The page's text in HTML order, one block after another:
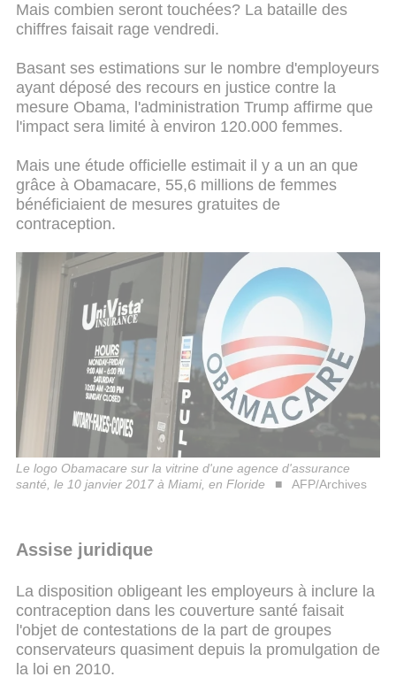
Mais combien seront touchées? La bataille des
chiffres faisait rage vendredi.
Basant ses estimations sur le nombre d'employeurs
ayant déposé des recours en justice contre la
mesure Obama, l'administration Trump affirme que
l'impact sera limité à environ 120.000 femmes.
Mais une étude officielle estimait il y a un an que
grâce à Obamacare, 55,6 millions de femmes
bénéficiaient de mesures gratuites de
contraception.
Le logo Obamacare sur la vitrine d'une agence d'assurance
santé, le 10 janvier 2017 à Miami, en Floride
AFP/Archives
Assise juridique
La disposition obligeant les employeurs à inclure la
contraception dans les couverture santé faisait
l'objet de contestations de la part de groupes
conservateurs quasiment depuis la promulgation de
la loi en 2010.